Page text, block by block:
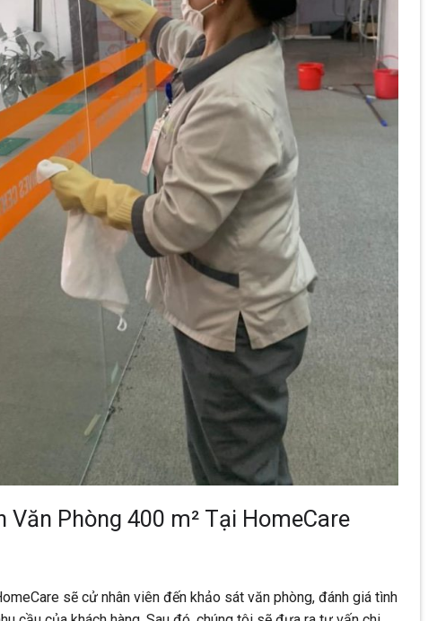
Văn Phòng 400 m² Tại HomeCare
sẽ cử nhân viên đến khảo sát văn phòng, đánh giá tình